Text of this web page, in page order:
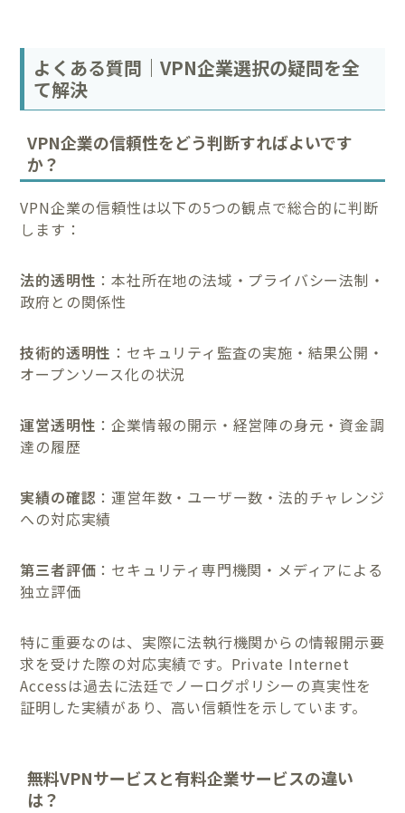
よくある質問｜VPN企業選択の疑問を全
て解決
VPN企業の信頼性をどう判断すればよいです
か？
VPN企業の信頼性は以下の5つの観点で総合的に判断
します：
法的透明性 ：本社所在地の法域・プライバシー法制・
政府との関係性
技術的透明性 ：セキュリティ監査の実施・結果公開・
オープンソース化の状況
運営透明性 ：企業情報の開示・経営陣の身元・資金調
達の履歴
実績の確認 ：運営年数・ユーザー数・法的チャレンジ
への対応実績
第三者評価 ：セキュリティ専門機関・メディアによる
独立評価
特に重要なのは、実際に法執行機関からの情報開示要
求を受けた際の対応実績です。Private Internet
Accessは過去に法廷でノーログポリシーの真実性を
証明した実績があり、高い信頼性を示しています。
無料VPNサービスと有料企業サービスの違い
は？